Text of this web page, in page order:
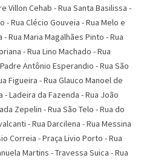
Villon Cehab -Rua Santa Basilissa -
-Rua Clécio Gouveia -Rua Melo e
-Rua Maria Magalhães Pinto -Rua
-Rua Lino Machado -Rua
Antônio Esperandio -Rua São
Figueira -Rua Glauco Manoel de
-Ladeira da Fazenda -Rua João
Zepelin -Rua São Telo -Rua do
-Rua Darcilena -Rua Messina
Correia -Praça Livio Porto -Rua
Martins -Travessa Suica -Rua